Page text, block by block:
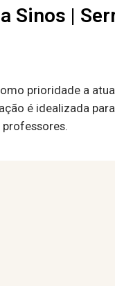
Sinos |
prioridade a
é idealizada